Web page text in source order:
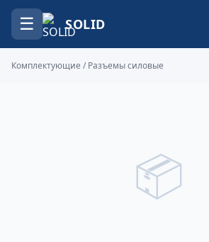
☰ SOLID
Комплектующие /Разъемы силовые
📦